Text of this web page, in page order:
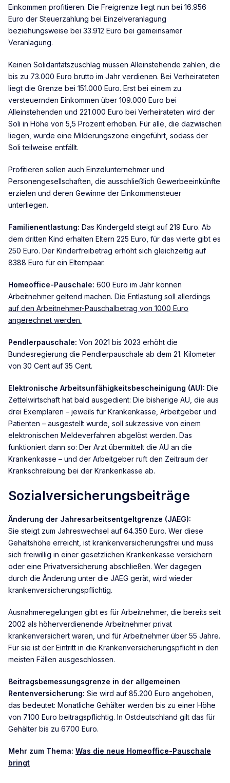
Einkommen profitieren. Die Freigrenze liegt nun bei 16.956
Euro der Steuerzahlung bei Einzelveranlagung
beziehungsweise bei 33.912 Euro bei gemeinsamer
Veranlagung.
Keinen Solidaritätszuschlag müssen Alleinstehende zahlen, die
bis zu 73.000 Euro brutto im Jahr verdienen. Bei Verheirateten
liegt die Grenze bei 151.000 Euro. Erst bei einem zu
versteuernden Einkommen über 109.000 Euro bei
Alleinstehenden und 221.000 Euro bei Verheirateten wird der
Soli in Höhe von 5,5 Prozent erhoben. Für alle, die dazwischen
liegen, wurde eine Milderungszone eingeführt, sodass der
Soli teilweise entfällt.
Profitieren sollen auch Einzelunternehmer und
Personengesellschaften, die ausschließlich Gewerbeeinkünfte
erzielen und deren Gewinne der Einkommensteuer
unterliegen.
Familienentlastung: Das Kindergeld steigt auf 219 Euro. Ab
dem dritten Kind erhalten Eltern 225 Euro, für das vierte gibt es
250 Euro. Der Kinderfreibetrag erhöht sich gleichzeitig auf
8388 Euro für ein Elternpaar.
Homeoffice-Pauschale: 600 Euro im Jahr können
Arbeitnehmer geltend machen. Die Entlastung soll allerdings
auf den Arbeitnehmer-Pauschalbetrag von 1000 Euro
angerechnet werden.
Pendlerpauschale: Von 2021 bis 2023 erhöht die
Bundesregierung die Pendlerpauschale ab dem 21. Kilometer
von 30 Cent auf 35 Cent.
Elektronische Arbeitsunfähigkeitsbescheinigung (AU): Die
Zettelwirtschaft hat bald ausgedient: Die bisherige AU, die aus
drei Exemplaren – jeweils für Krankenkasse, Arbeitgeber und
Patienten – ausgestellt wurde, soll sukzessive von einem
elektronischen Meldeverfahren abgelöst werden. Das
funktioniert dann so: Der Arzt übermittelt die AU an die
Krankenkasse – und der Arbeitgeber ruft den Zeitraum der
Krankschreibung bei der Krankenkasse ab.
Sozialversicherungsbeiträge
Änderung der Jahresarbeitsentgeltgrenze (JAEG):
Sie steigt zum Jahreswechsel auf 64.350 Euro. Wer diese
Gehaltshöhe erreicht, ist krankenversicherungsfrei und muss
sich freiwillig in einer gesetzlichen Krankenkasse versichern
oder eine Privatversicherung abschließen. Wer dagegen
durch die Änderung unter die JAEG gerät, wird wieder
krankenversicherungspflichtig.
Ausnahmeregelungen gibt es für Arbeitnehmer, die bereits seit
2002 als höherverdienende Arbeitnehmer privat
krankenversichert waren, und für Arbeitnehmer über 55 Jahre.
Für sie ist der Eintritt in die Krankenversicherungspflicht in den
meisten Fällen ausgeschlossen.
Beitragsbemessungsgrenze in der allgemeinen
Rentenversicherung: Sie wird auf 85.200 Euro angehoben,
das bedeutet: Monatliche Gehälter werden bis zu einer Höhe
von 7100 Euro beitragspflichtig. In Ostdeutschland gilt das für
Gehälter bis zu 6700 Euro.
Mehr zum Thema: Was die neue Homeoffice-Pauschale
bringt